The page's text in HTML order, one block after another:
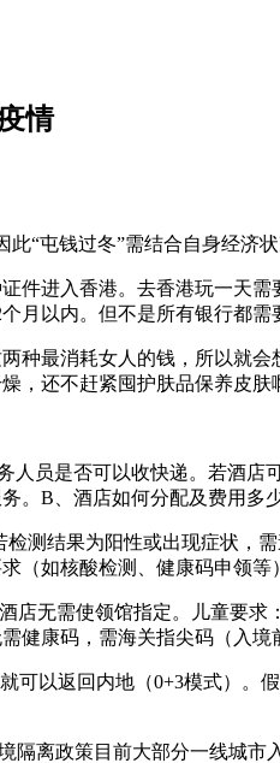
情
“屯钱过冬”需结合自身经济
件进入香港。去香港玩一天
月以内。但不是所有银行都需
种最消耗女人的钱，所以就
，还不赶紧囤护肤品保养皮肤
人员是否可以收快递。若酒
。B、酒店如何分配及费用多
测结果为阳性或出现症状
（如核酸检测、健康码申领等
店无需使领馆指定。儿童要
健康码，需海关指尖码（入境
可以返回内地（0+3模式）
隔离政策目前大部分一线城